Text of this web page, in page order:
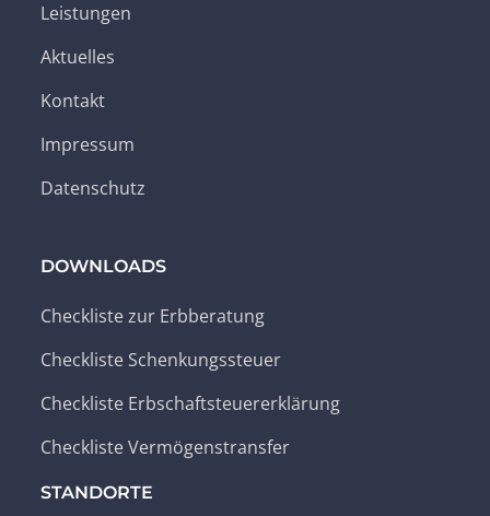
Leistungen
Aktuelles
Kontakt
Impressum
Datenschutz
DOWNLOADS
Checkliste zur Erbberatung
Checkliste Schenkungssteuer
Checkliste Erbschaftsteuererklärung
Checkliste Vermögenstransfer
STANDORTE